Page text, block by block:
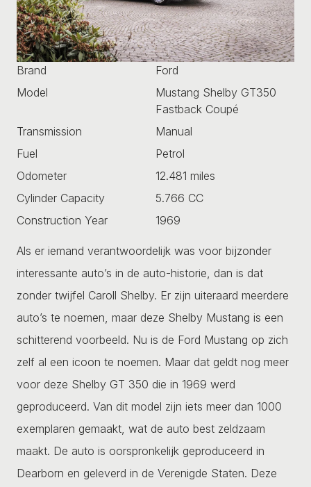
Brand
Ford
Model
Mustang Shelby GT350
Fastback Coupé
Transmission
Manual
Fuel
Petrol
Odometer
12.481 miles
Cylinder Capacity
5.766 CC
Construction Year
1969
Als er iemand verantwoordelijk was voor bijzonder
interessante auto’s in de auto-historie, dan is dat
zonder twijfel Caroll Shelby. Er zijn uiteraard meerdere
auto’s te noemen, maar deze Shelby Mustang is een
schitterend voorbeeld. Nu is de Ford Mustang op zich
zelf al een icoon te noemen. Maar dat geldt nog meer
voor deze Shelby GT 350 die in 1969 werd
geproduceerd. Van dit model zijn iets meer dan 1000
exemplaren gemaakt, wat de auto best zeldzaam
maakt. De auto is oorspronkelijk geproduceerd in
Dearborn en geleverd in de Verenigde Staten. Deze